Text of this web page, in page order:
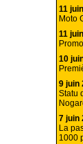
11
Moto
11
10
9 juin
Statu
7 juin
La
1000